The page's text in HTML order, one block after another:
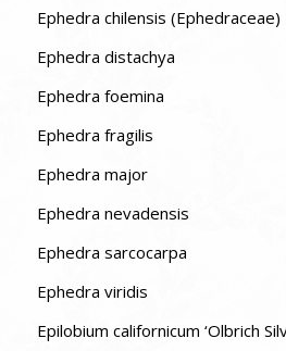
Ephedra chilensis (Ephedraceae)
Ephedra distachya
Ephedra foemina
Ephedra fragilis
Ephedra major
Ephedra nevadensis
Ephedra sarcocarpa
Ephedra viridis
Epilobium californicum ‘Olbrich